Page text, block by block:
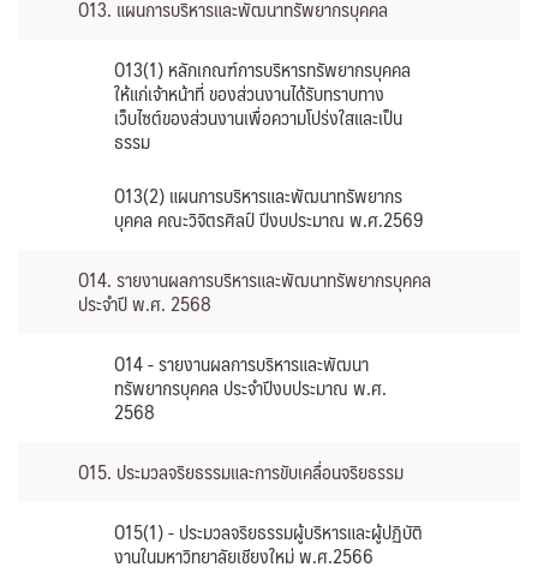
O13. แผนการบริหารและพัฒนาทรัพยากรบุคคล
O13(1) หลักเกณฑ์การบริหารทรัพยากรบุคคล
ให้แก่เจ้าหน้าที่ ของส่วนงานได้รับทราบทาง
เว็บไซต์ของส่วนงานเพื่อความโปร่งใสและเป็น
ธรรม
O13(2) แผนการบริหารและพัฒนาทรัพยากร
บุคคล คณะวิจิตรศิลป์ ปีงบประมาณ พ.ศ.2569
O14. รายงานผลการบริหารและพัฒนาทรัพยากรบุคคล
ประจำปี พ.ศ. 2568
O14 - รายงานผลการบริหารและพัฒนา
ทรัพยากรบุคคล ประจำปีงบประมาณ พ.ศ.
2568
O15. ประมวลจริยธรรมและการขับเคลื่อนจริยธรรม
O15(1) - ประมวลจริยธรรมผู้บริหารและผู้ปฏิบัติ
งานในมหาวิทยาลัยเชียงใหม่ พ.ศ.2566